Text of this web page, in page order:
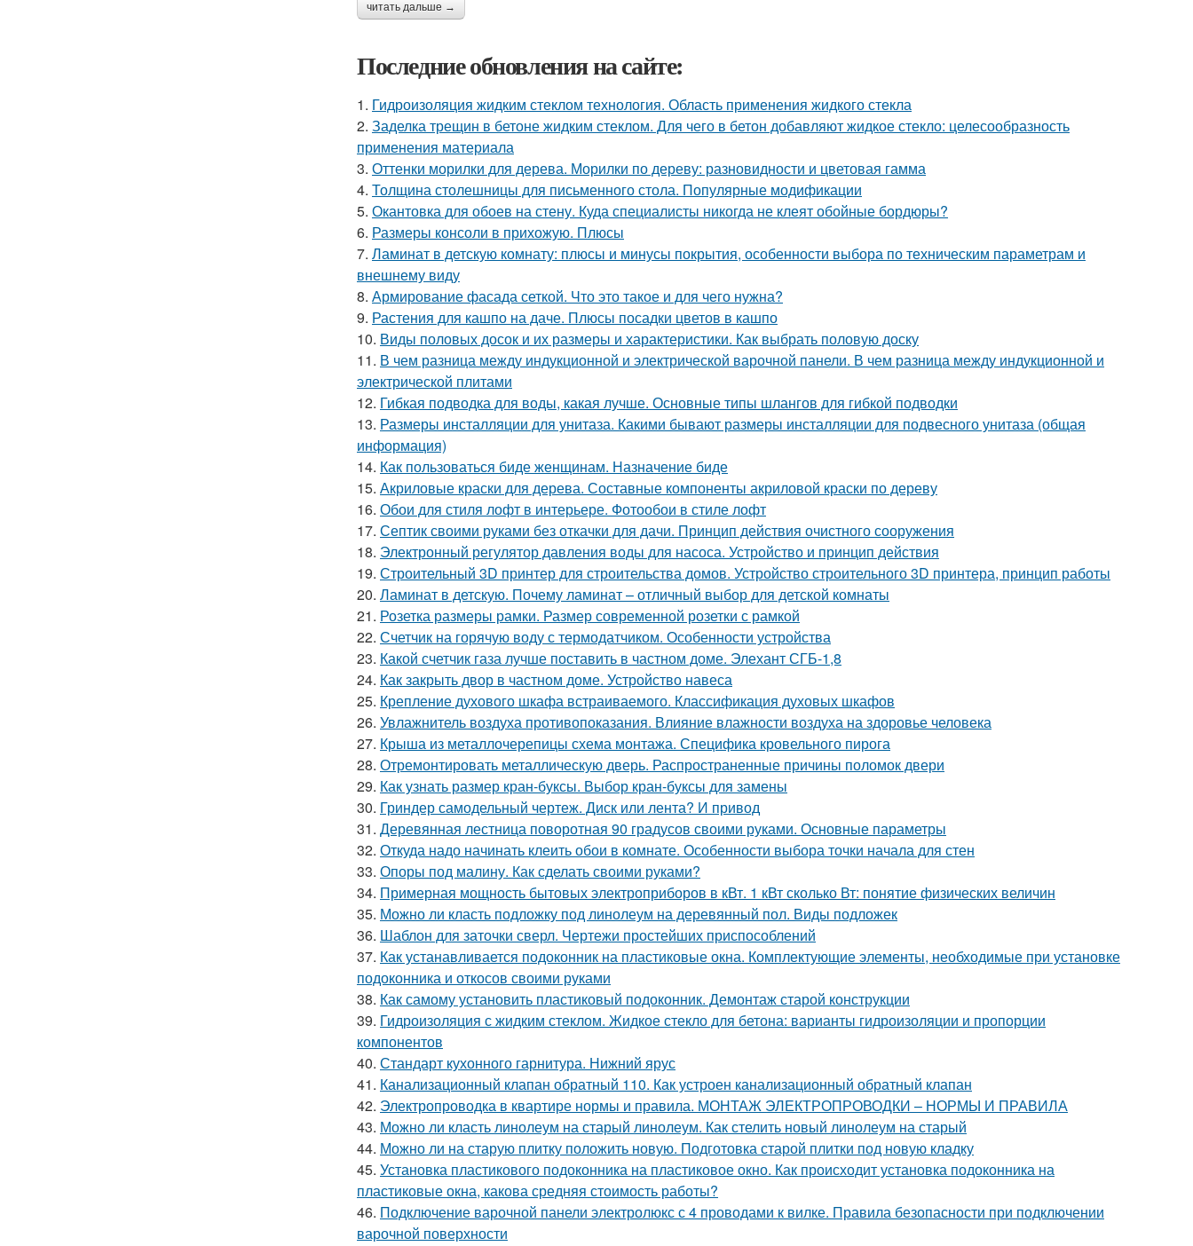
читать дальше →
Последние обновления на сайте:
1. Гидроизоляция жидким стеклом технология. Область применения жидкого стекла
2. Заделка трещин в бетоне жидким стеклом. Для чего в бетон добавляют жидкое стекло: целесообразность
применения материала
3. Оттенки морилки для дерева. Морилки по дереву: разновидности и цветовая гамма
4. Толщина столешницы для письменного стола. Популярные модификации
5. Окантовка для обоев на стену. Куда специалисты никогда не клеят обойные бордюры?
6. Размеры консоли в прихожую. Плюсы
7. Ламинат в детскую комнату: плюсы и минусы покрытия, особенности выбора по техническим параметрам и
внешнему виду
8. Армирование фасада сеткой. Что это такое и для чего нужна?
9. Растения для кашпо на даче. Плюсы посадки цветов в кашпо
10. Виды половых досок и их размеры и характеристики. Как выбрать половую доску
11. В чем разница между индукционной и электрической варочной панели. В чем разница между индукционной и
электрической плитами
12. Гибкая подводка для воды, какая лучше. Основные типы шлангов для гибкой подводки
13. Размеры инсталляции для унитаза. Какими бывают размеры инсталляции для подвесного унитаза (общая
информация)
14. Как пользоваться биде женщинам. Назначение биде
15. Акриловые краски для дерева. Составные компоненты акриловой краски по дереву
16. Обои для стиля лофт в интерьере. Фотообои в стиле лофт
17. Септик своими руками без откачки для дачи. Принцип действия очистного сооружения
18. Электронный регулятор давления воды для насоса. Устройство и принцип действия
19. Строительный 3D принтер для строительства домов. Устройство строительного 3D принтера, принцип работы
20. Ламинат в детскую. Почему ламинат – отличный выбор для детской комнаты
21. Розетка размеры рамки. Размер современной розетки с рамкой
22. Счетчик на горячую воду с термодатчиком. Особенности устройства
23. Какой счетчик газа лучше поставить в частном доме. Элехант СГБ-1,8
24. Как закрыть двор в частном доме. Устройство навеса
25. Крепление духового шкафа встраиваемого. Классификация духовых шкафов
26. Увлажнитель воздуха противопоказания. Влияние влажности воздуха на здоровье человека
27. Крыша из металлочерепицы схема монтажа. Специфика кровельного пирога
28. Отремонтировать металлическую дверь. Распространенные причины поломок двери
29. Как узнать размер кран-буксы. Выбор кран-буксы для замены
30. Гриндер самодельный чертеж. Диск или лента? И привод
31. Деревянная лестница поворотная 90 градусов своими руками. Основные параметры
32. Откуда надо начинать клеить обои в комнате. Особенности выбора точки начала для стен
33. Опоры под малину. Как сделать своими руками?
34. Примерная мощность бытовых электроприборов в кВт. 1 кВт сколько Вт: понятие физических величин
35. Можно ли класть подложку под линолеум на деревянный пол. Виды подложек
36. Шаблон для заточки сверл. Чертежи простейших приспособлений
37. Как устанавливается подоконник на пластиковые окна. Комплектующие элементы, необходимые при установке
подоконника и откосов своими руками
38. Как самому установить пластиковый подоконник. Демонтаж старой конструкции
39. Гидроизоляция с жидким стеклом. Жидкое стекло для бетона: варианты гидроизоляции и пропорции
компонентов
40. Стандарт кухонного гарнитура. Нижний ярус
41. Канализационный клапан обратный 110. Как устроен канализационный обратный клапан
42. Электропроводка в квартире нормы и правила. МОНТАЖ ЭЛЕКТРОПРОВОДКИ – НОРМЫ И ПРАВИЛА
43. Можно ли класть линолеум на старый линолеум. Как стелить новый линолеум на старый
44. Можно ли на старую плитку положить новую. Подготовка старой плитки под новую кладку
45. Установка пластикового подоконника на пластиковое окно. Как происходит установка подоконника на
пластиковые окна, какова средняя стоимость работы?
46. Подключение варочной панели электролюкс с 4 проводами к вилке. Правила безопасности при подключении
варочной поверхности